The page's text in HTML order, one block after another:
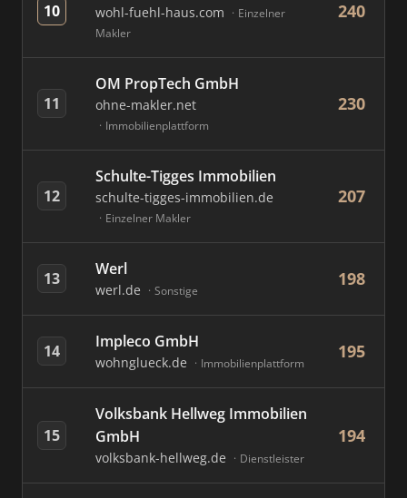
10 wohl-fuehl-haus.com
Einzelner
Makler
240
11
OM PropTech GmbH
ohne-makler.net
Immobilienplattform
230
12
Schulte-Tigges Immobilien
schulte-tigges-immobilien.de
Einzelner Makler
207
13 Werl
werl.de Sonstige
198
14 Impleco GmbH
wohnglueck.de Immobilienplattform
195
15
Volksbank Hellweg Immobilien
GmbH
volksbank-hellweg.de Dienstleister
194